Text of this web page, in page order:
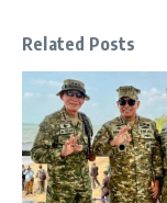
Related Posts